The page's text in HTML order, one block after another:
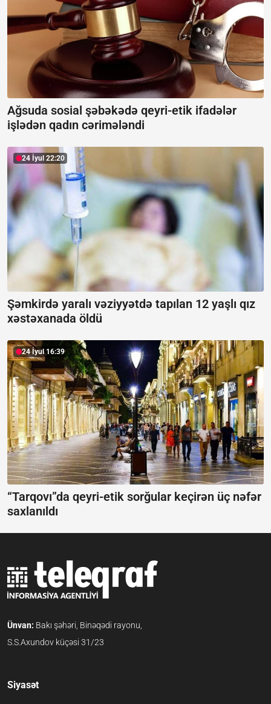
Ağsuda sosial şəbəkədə qeyri-etik ifadələr
işlədən qadın cərimələndi
24 İyul 22:20
Şəmkirdə yaralı vəziyyətdə tapılan 12 yaşlı qız
xəstəxanada öldü
24 İyul 16:39
“Tarqovı”da qeyri-etik sorğular keçirən üç nəfər
saxlanıldı
Ünvan: Bakı şəhəri, Binəqədi rayonu,
S.S.Axundov küçəsi 31/23
Siyasət